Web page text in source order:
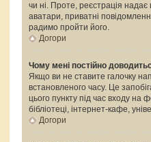
чи ні. Проте, реєстрація надає
аватари, приватні
радимо пройти його.
Догори
Чому мені постійно
Якщо ви не ставите галочку
встановленого часу. Це
цього пункту під час входу
бібліотеці, інтернет-кафе,
Догори